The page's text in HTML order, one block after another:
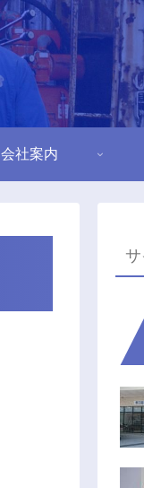
会社案内